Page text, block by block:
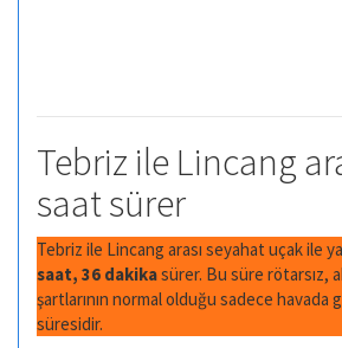
Tebriz ile Lincang
saat sürer
Tebriz ile Lincang arası seyahat uçak ile
saat, 36 dakikasürer. Bu süre rötarsız,
şartlarının normal olduğu sadece havada
süresidir.